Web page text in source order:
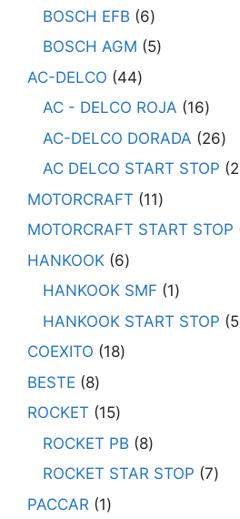
BOSCH EFB
6
BOSCH AGM
5
AC-DELCO
44
AC - DELCO ROJA
16
AC-DELCO DORADA
26
AC DELCO START STOP
2
MOTORCRAFT
11
MOTORCRAFT START STOP
HANKOOK 6
HANKOOK SMF
1
HANKOOK START STOP
5
COEXITO
18
BESTE
8
ROCKET
15
ROCKET PB
8
ROCKET STAR STOP 7
PACCAR
1